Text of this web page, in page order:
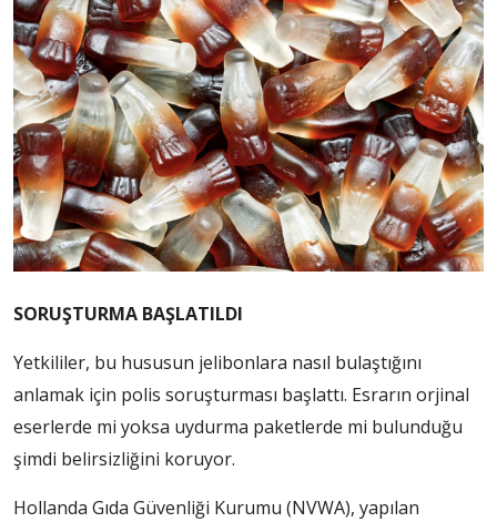
SORUŞTURMA BAŞLATILDI
Yetkililer, bu hususun jelibonlara nasıl bulaştığını
anlamak için polis soruşturması başlattı. Esrarın orjinal
eserlerde mi yoksa uydurma paketlerde mi bulunduğu
şimdi belirsizliğini koruyor.
Hollanda Gıda Güvenliği Kurumu (NVWA), yapılan